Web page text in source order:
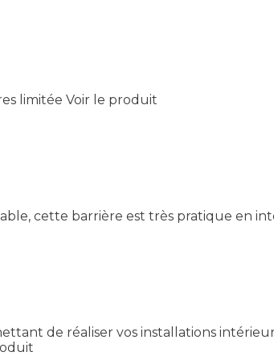
limitée Voir le produit
cette barrière est très pratique en
de réaliser vos installations